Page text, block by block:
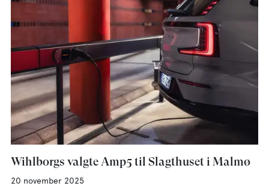
Wihlborgs valgte Amp5 til Slagthuset i Malmø
20 november 2025